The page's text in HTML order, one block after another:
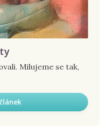
Milujeme se tak,